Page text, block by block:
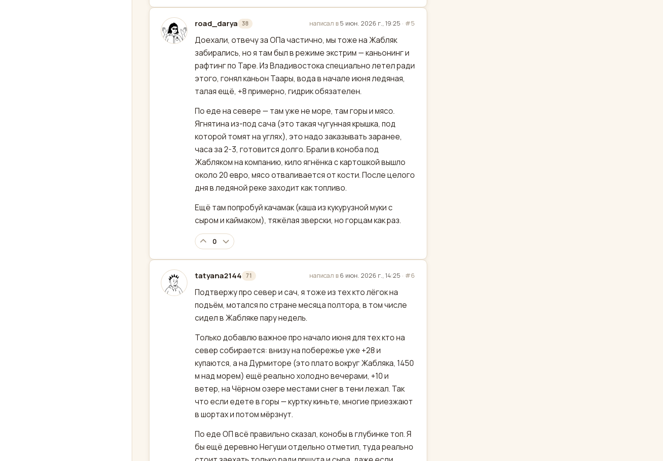
road_darya 38
отредактировано написал в 5 июн. 2026 г., 19:25 · #5
Доехали, отвечу за ОПа частично, мы тоже на Жабляк
забирались, но я там был в режиме экстрим — каньонинг и
рафтинг по Таре. Из Владивостока специально летел ради
этого, гонял каньон Таары, вода в начале июня ледяная,
талая ещё, +8 примерно, гидрик обязателен.
По еде на севере — там уже не море, там горы и мясо.
Ягнятина из-под сача (это такая чугунная крышка, под
которой томят на углях), это надо заказывать заранее,
часа за 2-3, готовится долго. Брали в коноба под
Жабляком на компанию, кило ягнёнка с картошкой вышло
около 20 евро, мясо отваливается от кости. После целого
дня в ледяной реке заходит как топливо.
Ещё там попробуй качамак (каша из кукурузной муки с
сыром и каймаком), тяжёлая зверски, но горцам как раз.
0
tatyana2144 71
отредактировано написал в 6 июн. 2026 г., 14:25 · #6
Подтвержу про север и сач, я тоже из тех кто лёгок на
подъём, мотался по стране месяца полтора, в том числе
сидел в Жабляке пару недель.
Только добавлю важное про начало июня для тех кто на
север собирается: внизу на побережье уже +28 и
купаются, а на Дурмиторе (это плато вокруг Жабляка, 1450
м над морем) ещё реально холодно вечерами, +10 и
ветер, на Чёрном озере местами снег в тени лежал. Так
что если едете в горы — куртку киньте, многие приезжают
в шортах и потом мёрзнут.
По еде ОП всё правильно сказал, конобы в глубинке топ. Я
бы ещё деревню Негуши отдельно отметил, туда реально